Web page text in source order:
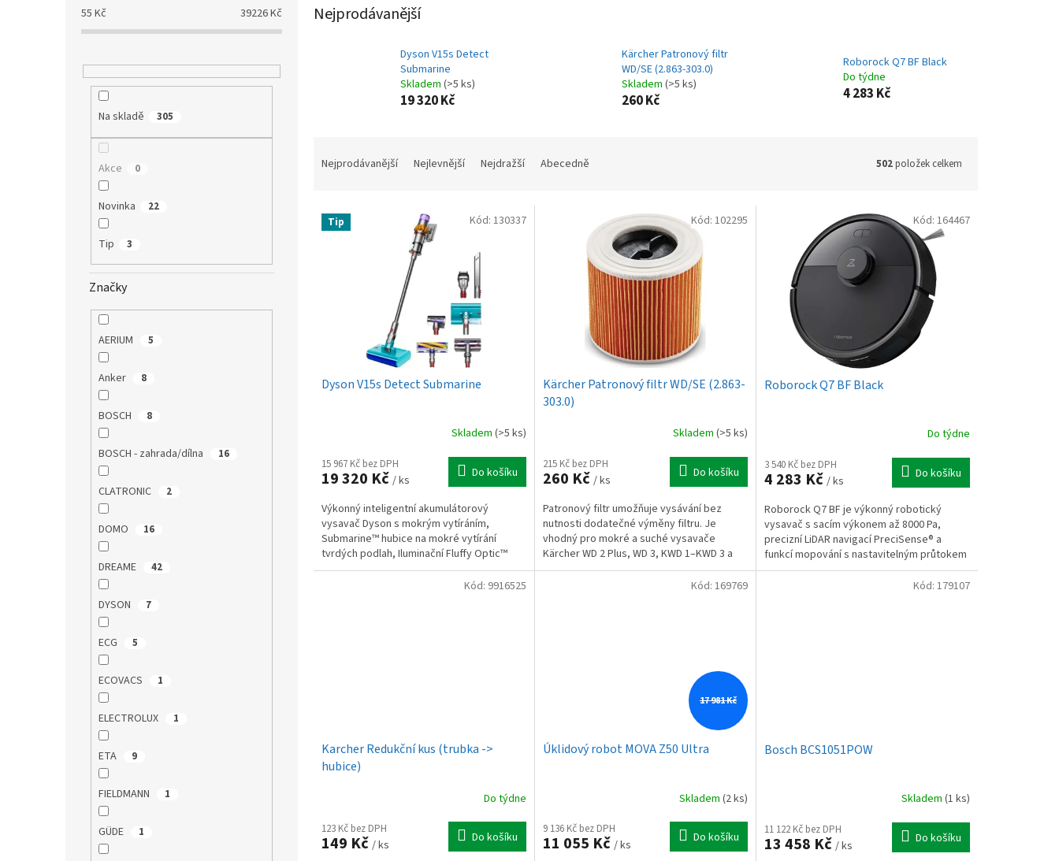
55 Kč 39226Kč
Na skladě 305
Akce 0
Novinka 22
Tip 3
Značky
AERIUM 5
Anker 8
BOSCH 8
BOSCH - zahrada/dílna 16
CLATRONIC 2
DOMO 16
DREAME 42
DYSON 7
ECG 5
ECOVACS 1
ELECTROLUX 1
ETA 9
FIELDMANN 1
GÜDE 1
Nejprodávanější
Dyson V15s Detect
Submarine
Skladem (>5 ks)
19 320 Kč
Kärcher Patronový filtr
WD/SE (2.863-303.0)
Skladem (>5 ks)
260 Kč
Roborock Q7 BF Black
Do týdne
4 283 Kč
Nejprodávanější Nejlevnější Nejdražší Abecedně 502položek celkem
Tip
Dyson V15s Detect Submarine
Skladem (>5 ks)
15 967 Kč bez DPH
19 320 Kč / ks Do košíku
Výkonný inteligentní akumulátorový
vysavač Dyson s mokrým vytíráním,
Submarine™ hubice na mokré vytírání
tvrdých podlah, Iluminační Fluffy Optic™
hubice odhalí i neviditelný...
Kód: 130337
Kärcher Patronový filtr WD/SE (2.863-
303.0)
Skladem (>5 ks)
215 Kč bez DPH
260 Kč / ks Do košíku
Patronový filtr umožňuje vysávání bez
nutnosti dodatečné výměny filtru. Je
vhodný pro mokré a suché vysavače
Kärcher WD 2 Plus, WD 3, KWD 1–KWD 3 a
sprejové extrakční čističe SE...
Kód: 102295
Roborock Q7 BF Black
Do týdne
3 540 Kč bez DPH
4 283 Kč / ks Do košíku
Roborock Q7 BF je výkonný robotický
vysavač s sacím výkonem až 8000 Pa,
precizní LiDAR navigací PreciSense® a
funkcí mopování s nastavitelným průtokem
vody. Nabízí také systém...
Kód: 164467
Karcher Redukční kus (trubka ->
hubice)
Do týdne
123 Kč bez DPH
149 Kč / ks Do košíku
Kód: 9916525
17 981 Kč
Úklidový robot MOVA Z50 Ultra
Skladem (2 ks)
9 136 Kč bez DPH
11 055 Kč / ks Do košíku
Kód: 169769
Bosch BCS1051POW
Skladem (1 ks)
11 122 Kč bez DPH
13 458 Kč / ks Do košíku
Kód: 179107